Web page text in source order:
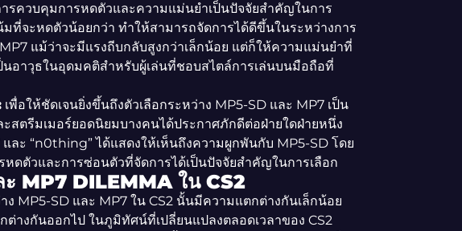
รควบคุมการหดตัวและความแม่นยำเป็นปัจจัยสำคัญในการ
มที่จะหดตัวน้อยกว่า ทำให้สามารถจัดการได้ดีขึ้นในระหว่างการ
แม้ว่าจะมีแรงถีบกลับสูงกว่าเล็กน้อย แต่ก็ให้ความแม่นยำที่
อาวุธในอุดมคติสำหรับผู้เล่นที่ชอบสไตล์การเล่นบนมือถือที่
เพื่อให้ชัดเจนยิ่งขึ้นถึงตัวเลือกระหว่าง MP5-SD และ MP7 เป็น
สตรีมเมอร์ยอดนิยมบางคนได้ประกาศภักดีต่อฝ่ายใดฝ่ายหนึ่ง
ละ “n0thing” ได้แสดงให้เห็นถึงความผูกพันกับ MP5-SD โดย
ดตัวและการซ่อนตัวที่จัดการได้เป็นปัจจัยสำคัญในการเลือก
MP7 DILEMMA ใน CS2
ง MP5-SD และ MP7 ใน CS2 นั้นมีความแตกต่างกันเล็กน้อย
างกันออกไป ในภูมิทัศน์ที่เปลี่ยนแปลงตลอดเวลาของ CS2